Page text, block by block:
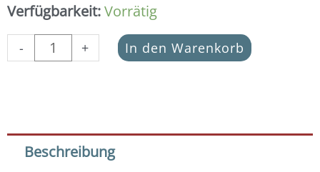
Verfügbarkeit:Vorrätig
-
Schmuckverbinder
925
Silber
+ In den Warenkorb
Beschreibung